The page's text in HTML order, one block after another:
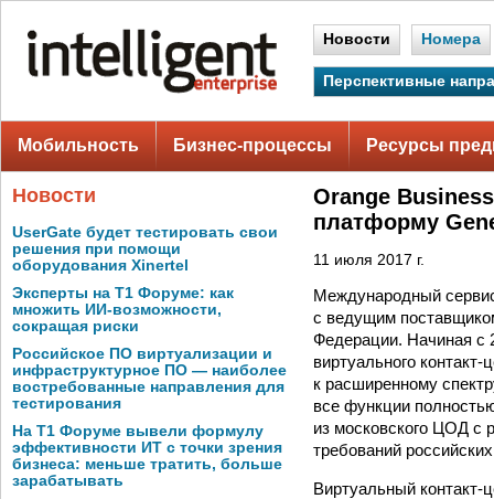
Новости Номера
Перспективные
Мобильность Бизнес-процессы Ресурсы
Новости
UserGate будет тестировать свои
решения при помощи
оборудования Xinertel
Эксперты на Т1 Форуме: как
множить ИИ-возможности,
сокращая риски
Российское ПО виртуализации и
инфраструктурное ПО — наиболее
востребованные направления для
тестирования
На Т1 Форуме вывели формулу
эффективности ИТ с точки зрения
бизнеса: меньше тратить, больше
зарабатывать
Orange
платформу
11 июля 2017 г.
Международный
с ведущим
Федерации. Начиная с
виртуального
к расширенному
все функции
из московского ЦОД с
требований
Виртуальный контакт-